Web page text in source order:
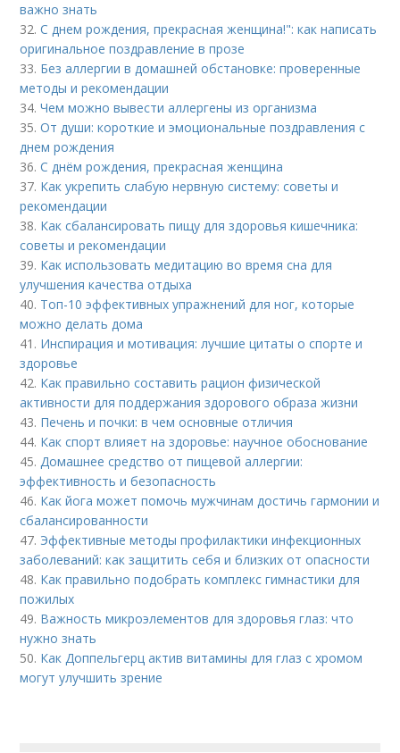
важно знать
32.С днем рождения, прекрасная женщина!": как написать
оригинальное поздравление в прозе
33. Без аллергии в домашней обстановке: проверенные
методы и рекомендации
34.Чем можно вывести аллергены из организма
35.От души: короткие и эмоциональные поздравления с
днем рождения
36.С днём рождения, прекрасная женщина
37. Как укрепить слабую нервную систему: советы и
рекомендации
38. Как сбалансировать пищу для здоровья кишечника:
советы и рекомендации
39. Как использовать медитацию во время сна для
улучшения качества отдыха
40. Топ-10 эффективных упражнений для ног, которые
можно делать дома
41. Инспирация и мотивация: лучшие цитаты о спорте и
здоровье
42. Как правильно составить рацион физической
активности для поддержания здорового образа жизни
43. Печень и почки: в чем основные отличия
44. Как спорт влияет на здоровье: научное обоснование
45.Домашнее средство от пищевой аллергии:
эффективность и безопасность
46. Как йога может помочь мужчинам достичь гармонии и
сбалансированности
47. Эффективные методы профилактики инфекционных
заболеваний: как защитить себя и близких от опасности
48. Как правильно подобрать комплекс гимнастики для
пожилых
49. Важность микроэлементов для здоровья глаз: что
нужно знать
50. Как Доппельгерц актив витамины для глаз с хромом
могут улучшить зрение